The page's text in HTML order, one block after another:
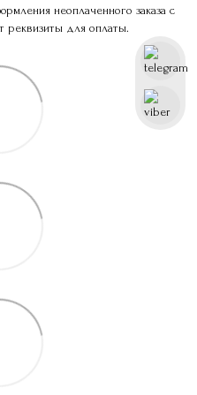
неоплаченного заказа с
реквизиты для оплаты.